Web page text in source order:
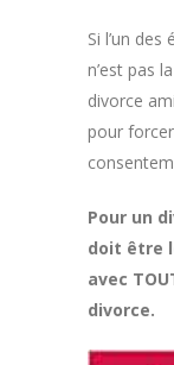
Si l’un
n’est pas
divorce
pour
Pour un
doit être
avec
divorce.